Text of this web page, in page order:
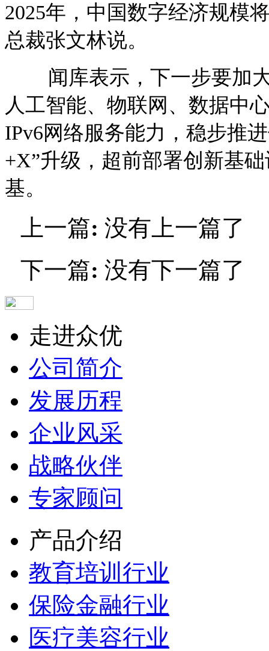
2025年，中国数字经济规模
总裁张文林说。
闻库表示，下一步要加大
人工智能、物联网、数据中
IPv6网络服务能力，稳步推
+X”升级，超前部署创新基
基。
上一篇: 没有上一篇了
下一篇: 没有下一篇了
走进众优
公司简介
发展历程
企业风采
战略伙伴
专家顾问
产品介绍
教育培训行业
保险金融行业
医疗美容行业